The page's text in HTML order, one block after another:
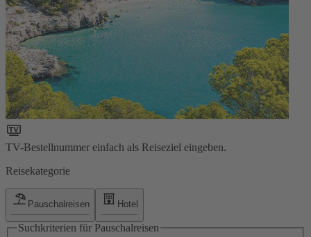
TV-Bestellnummer einfach als Reiseziel eingeben.
Reisekategorie
Pauschalreisen Hotel
Suchkriterien für Pauschalreisen